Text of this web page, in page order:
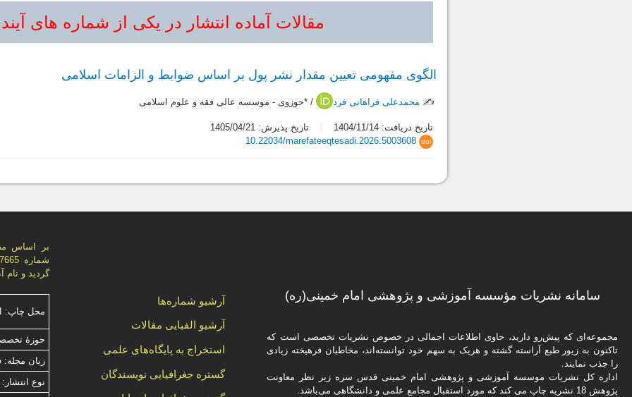
مقالات آماده انتشار در یکی از شماره های
الگوی مفهومی تعیین مقدار نشر پول بر اساس ضوابط و الزامات اسلامی
✍️ محمدعلی فراهانی فرد / *حوزوی - موسسه عالی فقه و علوم اسلامی
تاریخ دریافت: 1404/11/14 تاریخ پذیرش: 1405/04/21
doi
10.22034/marefateeqtesadi.2026.5003608
بر اساس
گردید و نام
محل چاپ:
حوزۀ
زبان مجله:
نوع
آرشیو شماره‌ها
آرشیو الفبایی مقالات
استخراج به پایگاه‌های علمی
گستره جغرافیایی نویسندگان
سامانه نشریات مؤسسه آموزشی و پژوهشی امام خمینی(ره)
مجموعه‌ای که پیش‌رو دارید،‌ حاوی اطلاعات اجمالی در خصوص نشریات تخصصی است که
تاکنون به زیور طبع آراسته گشته و هریک به سهم خود توانسته‌اند، مخاطبان فرهیخته‌ زیادی
را جذب نمایند.
اداره كل نشریات موسسه آموزشی و پژوهشی امام خمینی قدس سره زیر نظر معاونت
پژوهش 18 نشریه چاپ می کند که مورد استقبال مجامع علمی و دانشگاهی می‌باشد.